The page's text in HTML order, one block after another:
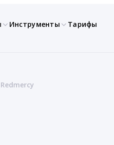
Инструменты Тарифы
Redmercy